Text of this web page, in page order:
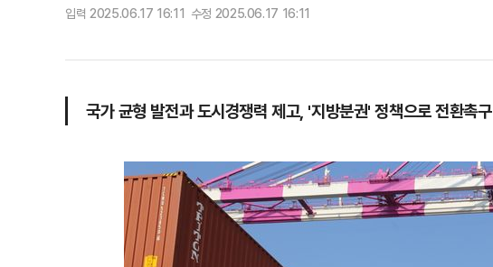
입력 2025.06.17 16:11 수정 2025.06.17 16:11
국가 균형 발전과 도시경쟁력 제고, '지방분권' 정책으로 전환촉구